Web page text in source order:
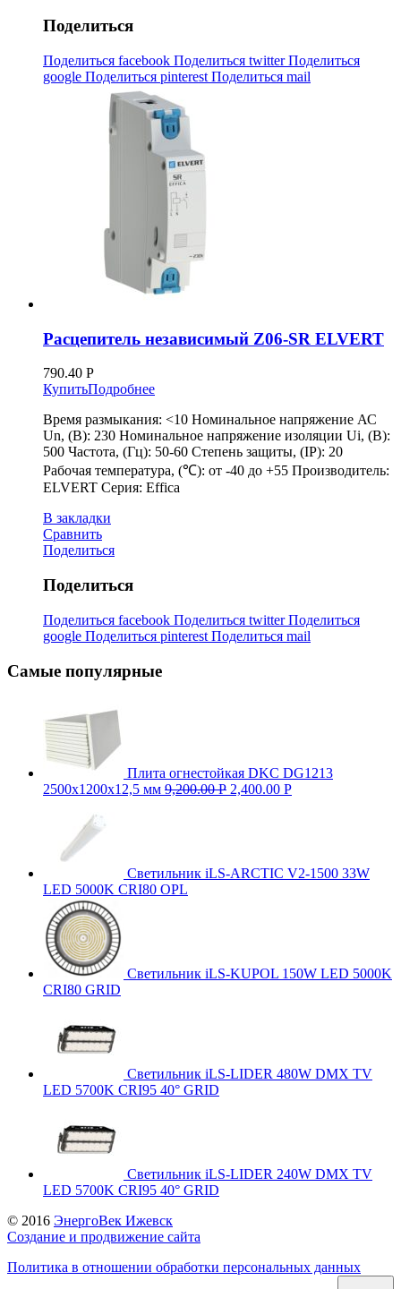
Поделиться
Поделиться facebook Поделиться twitterПоделиться
google Поделиться pinterest Поделиться mail
Расцепитель независимый Z06-SR ELVERT
790.40 Р
КупитьПодробнее
Время размыкания: <10 Номинальное напряжение АС
Un, (В): 230 Номинальное напряжение изоляции Ui, (В):
500 Частота, (Гц): 50-60 Степень защиты, (IP): 20
Рабочая температура, (℃): от -40 до +55 Производитель:
ELVERT Серия: Effica
В закладки
Сравнить
Поделиться
Поделиться
Поделиться facebook Поделиться twitterПоделиться
google Поделиться pinterest Поделиться mail
Самые популярные
Плита огнестойкая DKC DG1213
2500х1200х12,5 мм 9,200.00Р 2,400.00 Р
Светильник iLS-ARCTIC V2-1500 33W
LED 5000K CRI80 OPL
Светильник iLS-KUPOL 150W LED 5000K
CRI80 GRID
Светильник iLS-LIDER 480W DMX TV
LED 5700K CRI95 40° GRID
Светильник iLS-LIDER 240W DMX TV
LED 5700K CRI95 40° GRID
© 2016 ЭнергоВек Ижевск
Создание и продвижение сайта
Политика в отношении обработки персональных данных